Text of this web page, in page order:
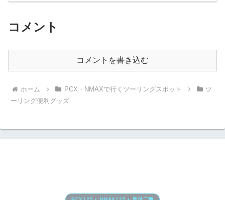
コメント
コメントを書き込む
ホーム PCX・NMAXで行くツーリングスポット
ツ
ーリング便利グッズ